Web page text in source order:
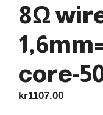
8Ω
core-
kr1107.00